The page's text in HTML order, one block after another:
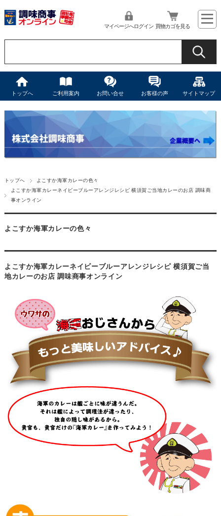
マイページへログイン 買物カゴを見る
トップへ ご利用案内 お問い合せ お客様の声 サイトマップ
トップへ
よこすか海軍カレーの色々
よこすか海軍カレーネイビーブルーアレンジレシピ 横須賀ご当地カレーのお店 調味商
事オンライン
よこすか海軍カレーの色々
よこすか海軍カレーネイビーブルーアレンジレシピ 横須賀ご当
地カレーのお店 調味商事オンライン